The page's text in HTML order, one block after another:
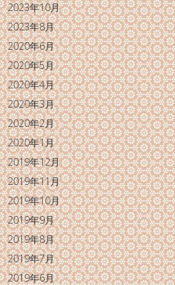
2023年10月
2023年8月
2020年6月
2020年5月
2020年4月
2020年3月
2020年2月
2020年1月
2019年12月
2019年11月
2019年10月
2019年9月
2019年8月
2019年7月
2019年6月